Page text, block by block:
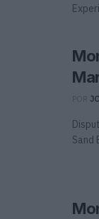
Sand